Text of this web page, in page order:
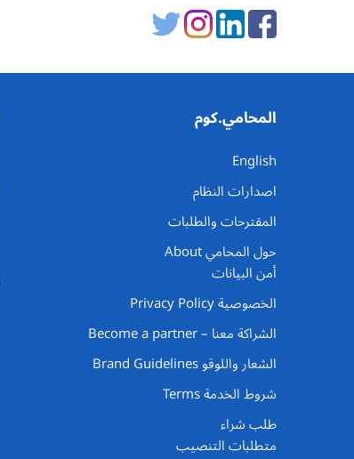
المحامي.كوم
English
اصدارات النظام
المقترحات والطلبات
حول المحامي About
أمن البيانات
الخصوصية Privacy Policy
الشراكة معنا – Become a partner
الشعار واللوقو Brand Guidelines
شروط الخدمة Terms
طلب شراء
متطلبات التنصيب